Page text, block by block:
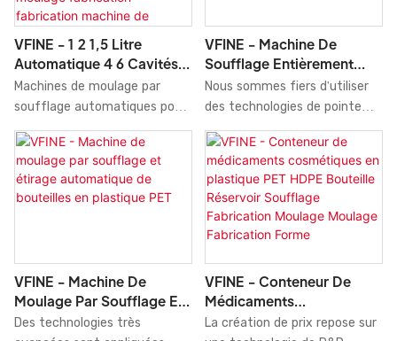
dans les domaines
moulage par étirage-
soufflage-moulage
entièrement automatique de
bouteilles en PET
(10 empreintes).
processus de recherche et
développement. Il peut être
largement utilisé pour la
machine de moulage par
soufflage. De plus, il est fait
d'un matériau respectueux de
l'environnement, sûr et
durable pour une utilisation à
long terme.
VFINE - 1 2 1,5 Litre
Automatique 4 6 Cavités
Réservoir De Bouteille
D'eau Pour Animaux De
Moulage Fabrication
Fabrication Machine De
Moulage
Machines de moulage par
soufflage automatiques pour
bouteilles d'eau PET de 1,2 ou
1,5 litre, 4 ou 6 cavités,
fabrication et prix, fabriquées
en Chine. Développées par des
équipes de recherche et
fonctionnalités performantes,
mais résolvent également les
problèmes qui ont longtemps
VFINE - Machine De
Soufflage Entièrement
Automatique À 4 Cavités
Pour Bouteilles PET
Haute Qualité
Nous sommes fiers d'utiliser
des technologies de pointe
pour la fabrication de notre
machine de moulage par
soufflage. Celle-ci est
largement utilisée et très
appréciée dans le secteur.
VFINE - Machine De
Moulage Par Soufflage Et
Étirage Automatique De
Des technologies très
VFINE - Conteneur De
Médicaments
Cosmétiques En Plastique
La création de prix repose sur